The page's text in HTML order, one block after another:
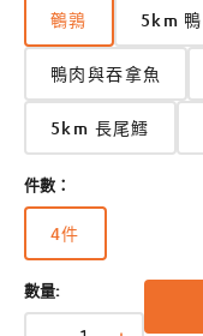
鵪鶉 5km 鴨
鴨肉與吞拿魚
5km 長尾鱈
件數：
4件
版
售
數量: